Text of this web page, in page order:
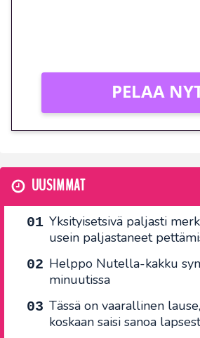
PELAA
UUSIMMAT
Yksityisetsivä paljasti
usein paljastaneet
Helppo Nutella-kakku
minuutissa
Tässä on vaarallinen
koskaan saisi sanoa